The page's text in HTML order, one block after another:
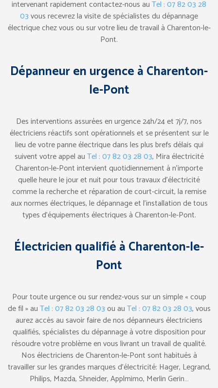
intervenant rapidement contactez-nous auTel : 07 82 03 28
03vous recevrez la visite de spécialistes du dépannage
électrique chez vous ou sur votre lieu de travail à Charenton-le-
Pont.
Dépanneur en urgence à Charenton-
le-Pont
Des interventions assurées en urgence 24h/24 et 7j/7, nos
électriciens réactifs sont opérationnels et se présentent sur le
lieu de votre panne électrique dans les plus brefs délais qui
suivent votre appel auTel : 07 82 03 28 03, Mira électricité
Charenton-le-Pont intervient quotidiennement à n’importe
quelle heure le jour et nuit pour tous travaux d’électricité
comme la recherche et réparation de court-circuit, la remise
aux normes électriques, le dépannage et l’installation de tous
types d’équipements électriques à Charenton-le-Pont.
Électricien qualifié à Charenton-le-
Pont
Pour toute urgence ou sur rendez-vous sur un simple « coup
de fil » auTel : 07 82 03 28 03ou auTel : 07 82 03 28 03, vous
aurez accès au savoir faire de nos dépanneurs électriciens
qualifiés, spécialistes du dépannage à votre disposition pour
résoudre votre problème en vous livrant un travail de qualité.
Nos électriciens de Charenton-le-Pont sont habitués à
travailler sur les grandes marques d’électricité: Hager, Legrand,
Philips, Mazda, Shneider, Applmimo, Merlin Gerin…